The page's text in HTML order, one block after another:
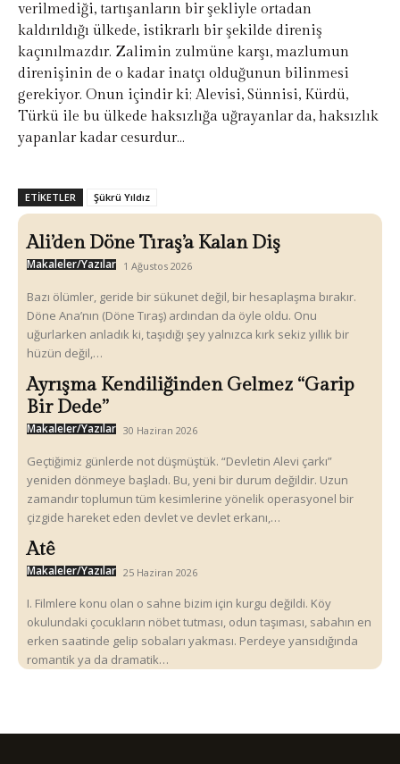
verilmediği, tartışanların bir şekliyle ortadan
kaldırıldığı ülkede, istikrarlı bir şekilde direniş
kaçınılmazdır. Zalimin zulmüne karşı, mazlumun
direnişinin de o kadar inatçı olduğunun bilinmesi
gerekiyor. Onun içindir ki; Alevisi, Sünnisi, Kürdü,
Türkü ile bu ülkede haksızlığa uğrayanlar da, haksızlık
yapanlar kadar cesurdur…
ETIKETLER Şükrü Yıldız
Ali’den Döne Tıraş’a Kalan Diş
Makaleler/Yazılar 1 Ağustos 2026
Bazı ölümler, geride bir sükunet değil, bir hesaplaşma bırakır.
Döne Ana’nın (Döne Tıraş) ardından da öyle oldu. Onu
uğurlarken anladık ki, taşıdığı şey yalnızca kırk sekiz yıllık bir
hüzün değil,…
Ayrışma Kendiliğinden Gelmez “Garip
Bir Dede”
Makaleler/Yazılar 30 Haziran 2026
Geçtiğimiz günlerde not düşmüştük. “Devletin Alevi çarkı”
yeniden dönmeye başladı. Bu, yeni bir durum değildir. Uzun
zamandır toplumun tüm kesimlerine yönelik operasyonel bir
çizgide hareket eden devlet ve devlet erkanı,…
Atê
Makaleler/Yazılar 25 Haziran 2026
I. Filmlere konu olan o sahne bizim için kurgu değildi. Köy
okulundaki çocukların nöbet tutması, odun taşıması, sabahın en
erken saatinde gelip sobaları yakması. Perdeye yansıdığında
romantik ya da dramatik…